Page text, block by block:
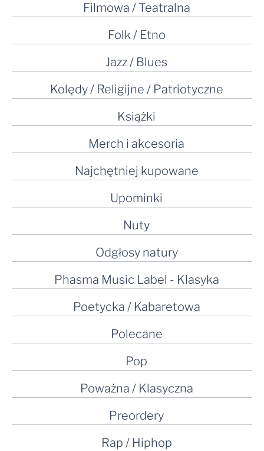
Filmowa / Teatralna
Folk / Etno
Jazz / Blues
Kolędy / Religijne / Patriotyczne
Książki
Merch i akcesoria
Najchętniej kupowane
Upominki
Nuty
Odgłosy natury
Phasma Music Label - Klasyka
Poetycka / Kabaretowa
Polecane
Pop
Poważna / Klasyczna
Preordery
Rap / Hiphop